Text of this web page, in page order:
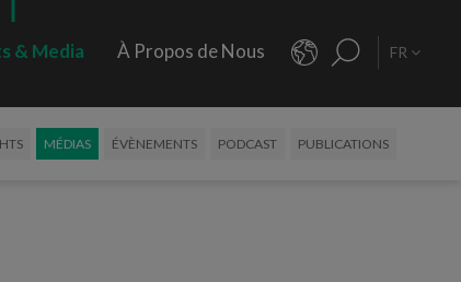
& Media À Propos de Nous FR
MÉDIAS ÉVÈNEMENTS PODCAST PUBLICATIONS